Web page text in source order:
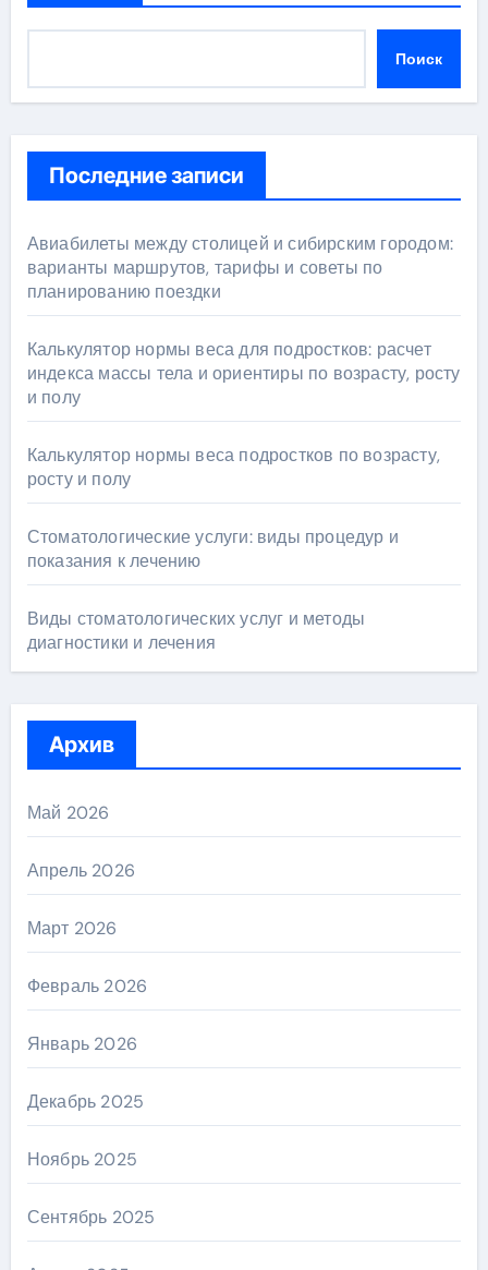
Поиск
Последние записи
Авиабилеты между столицей и сибирским городом:
варианты маршрутов, тарифы и советы по
планированию поездки
Калькулятор нормы веса для подростков: расчет
индекса массы тела и ориентиры по возрасту, росту
и полу
Калькулятор нормы веса подростков по возрасту,
росту и полу
Стоматологические услуги: виды процедур и
показания к лечению
Виды стоматологических услуг и методы
диагностики и лечения
Архив
Май 2026
Апрель 2026
Март 2026
Февраль 2026
Январь 2026
Декабрь 2025
Ноябрь 2025
Сентябрь 2025